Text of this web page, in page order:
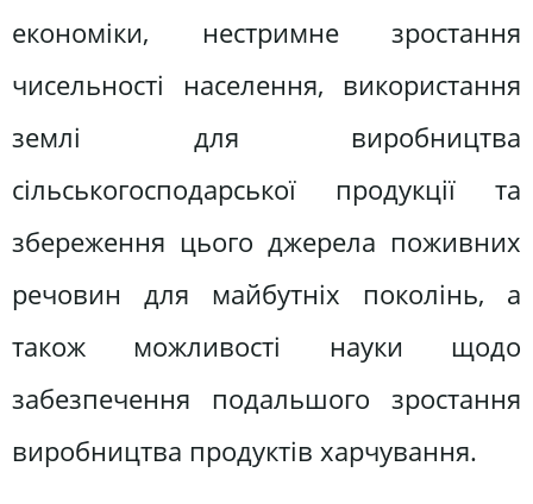
економіки, нестримне зростання
чисельності населення, використання
землі для виробництва
сільськогосподарської продукції та
збереження цього джерела поживних
речовин для майбутніх поколінь, а
також можливості науки щодо
забезпечення подальшого зростання
виробництва продуктів харчування.